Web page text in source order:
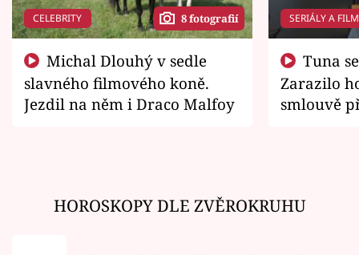
CELEBRITY 8 fotografií
slavného filmového koně.
Jezdil na něm i Draco Malfoy
SERIÁLY A
Zarazilo
smlouvě
HOROSKOPY DLE ZVĚROKRUHU